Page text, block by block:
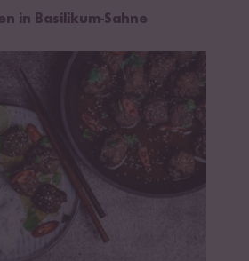
in Basilikum-Sahne